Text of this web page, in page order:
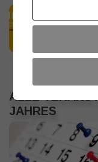
11. JULI
ALLE
JAHRES